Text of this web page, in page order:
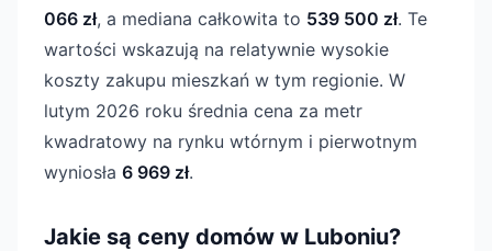
066 zł, a mediana całkowita to 539 500 zł. Te
wartości wskazują na relatywnie wysokie
koszty zakupu mieszkań w tym regionie. W
lutym 2026 roku średnia cena za metr
kwadratowy na rynku wtórnym i pierwotnym
wyniosła 6 969 zł.
Jakie są ceny domów w Luboniu?